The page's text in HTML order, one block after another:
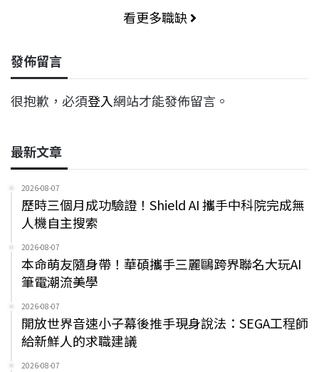
看更多職缺
發佈留言
很抱歉，必須登入網站才能發佈留言。
最新文章
2026-08-07
歷時三個月成功驗證！Shield AI 攜手中科院完成無
人機自主搜索
2026-08-07
本命萌友隨身帶！華碩攜手三麗鷗跨界聯名大玩AI
筆電潮流美學
2026-08-07
開放世界音速小子幕後推手現身說法：SEGA工程師
給新鮮人的求職建議
2026-08-07